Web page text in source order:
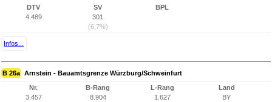
DTV
4.489
SV
301
(6,7%)
BPL
Infos...
B 26a Arnstein - Bauamtsgrenze Würzburg/Schweinfurt
Nr.
3.457
B-Rang
8.904
L-Rang
1.627
Land
BY